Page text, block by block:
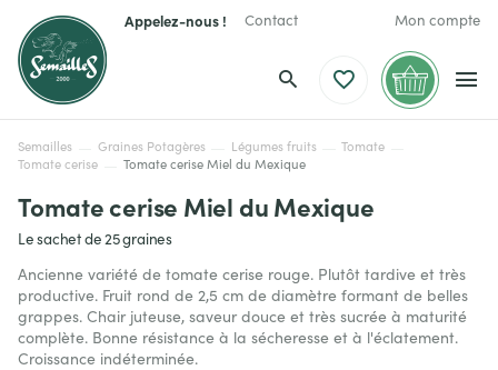
Appelez-nous ! Contact Mon compte
Semailles Graines Potagères Légumes fruits
Tomate
Tomate cerise
Tomate cerise Miel du Mexique
Tomate cerise Miel du Mexique
Le sachet de 25 graines
Ancienne variété de tomate cerise rouge. Plutôt tardive et très
productive. Fruit rond de 2,5 cm de diamètre formant de belles
grappes. Chair juteuse, saveur douce et très sucrée à maturité
complète. Bonne résistance à la sécheresse et à l'éclatement.
Croissance indéterminée.